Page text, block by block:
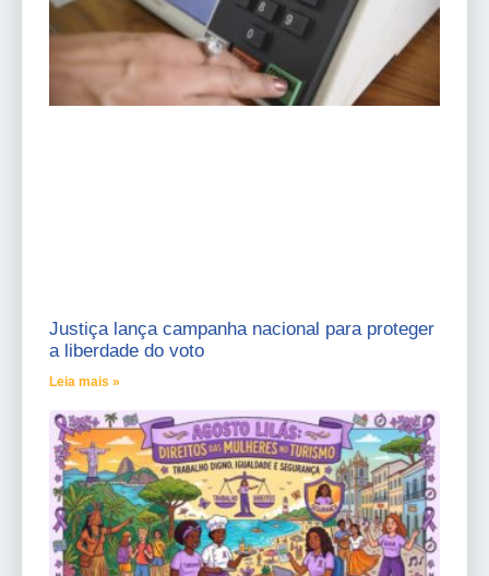
Justiça lança campanha nacional para proteger
a liberdade do voto
Leia mais »